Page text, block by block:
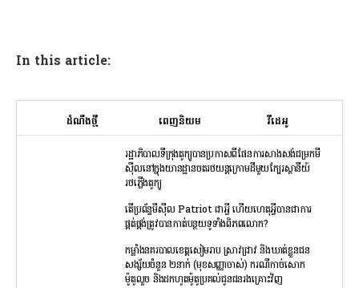
In this article:
ដំណឹងថ្មី ពេញនិយម វីដេអូ
រដ្ឋាភិបាលទីក្រុងតូក្យូបានប្រកាសពីផែនការសាងសង់ជម្រកមី
ស៊ីលនៅក្នុងយានដ្ឋានចតរថយន្តក្រោមដីមួយក្បែរស្ថានីយ៍
រថភ្លើងតូក្យូ
តើប្រព័ន្ធមីស៊ីល Patriot ជាអ្វី ហើយហេតុអ្វីបានជាការ
ផ្គត់ផ្គង់ត្រូវបានកាត់បន្ថយទូទាំងពិភពលោក?
កម្លាំងនគរបាលខេត្តសៀមរាប ស្រាវជ្រាវ និងឃាត់ខ្លួនជន
សង្ស័យចំនួន ២នាក់ (មុខសញ្ញាចាស់) ករណីកាច់សោក
ម៉ូតូលួច និងដកហូតម៉ូតូប្រគល់ជូនជនរងគ្រោះវិញ